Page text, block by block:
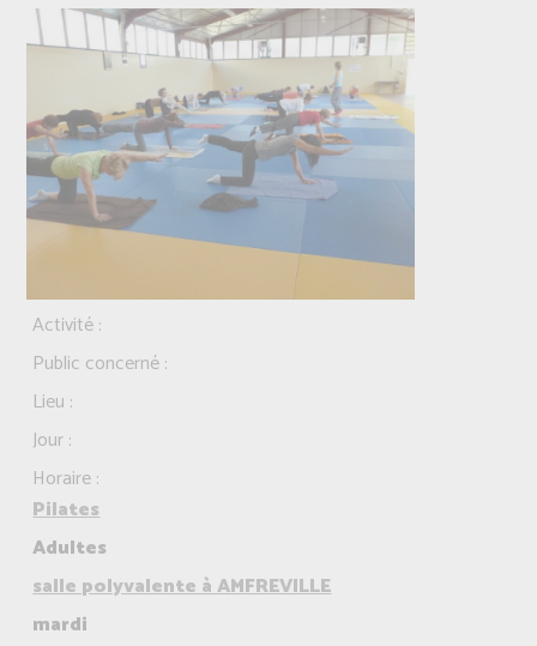
Activité :
Public concerné :
Lieu :
Jour :
Horaire :
Pilates
Adultes
salle polyvalente à AMFREVILLE
mardi